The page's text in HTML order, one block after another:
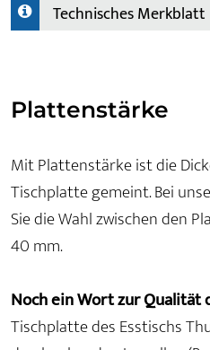
Technisches Merkblatt
Plattenstärke
Mit Plattenstärke ist die
Tischplatte gemeint. Bei
Sie die Wahl zwischen den
40 mm.
Noch ein Wort zur Qualität
Tischplatte des Esstischs